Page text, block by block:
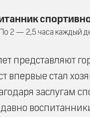
2 — 2,5 часа каждый
представляют
впервые стал
заслугам